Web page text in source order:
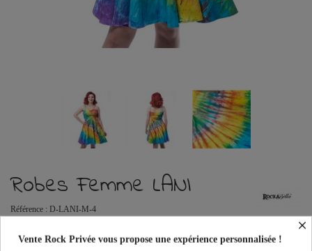
Robes Femme LANI
Référence : D-LANI-M-4
Privée le spécialiste des accessoires Rock, Pinup, Rockabilly, Rétro,
×
Vente Rock Privée vous propose une expérience personnalisée !